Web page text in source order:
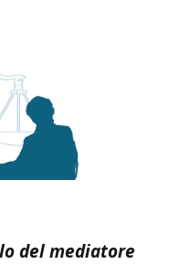
del mediatore